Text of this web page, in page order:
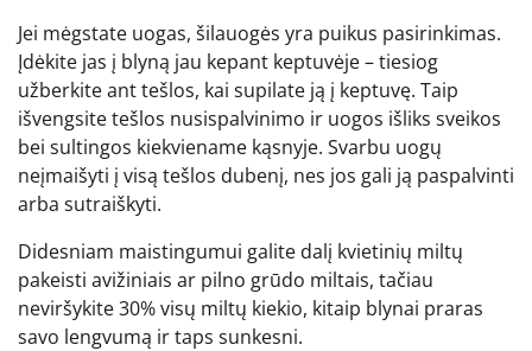
Jei mėgstate uogas, šilauogės yra puikus pasirinkimas.
Įdėkite jas į blyną jau kepant keptuvėje – tiesiog
užberkite ant tešlos, kai supilate ją į keptuvę. Taip
išvengsite tešlos nusispalvinimo ir uogos išliks sveikos
bei sultingos kiekviename kąsnyje. Svarbu uogų
neįmaišyti į visą tešlos dubenį, nes jos gali ją paspalvinti
arba sutraiškyti.
Didesniam maistingumui galite dalį kvietinių miltų
pakeisti avižiniais ar pilno grūdo miltais, tačiau
neviršykite 30% visų miltų kiekio, kitaip blynai praras
savo lengvumą ir taps sunkesni.